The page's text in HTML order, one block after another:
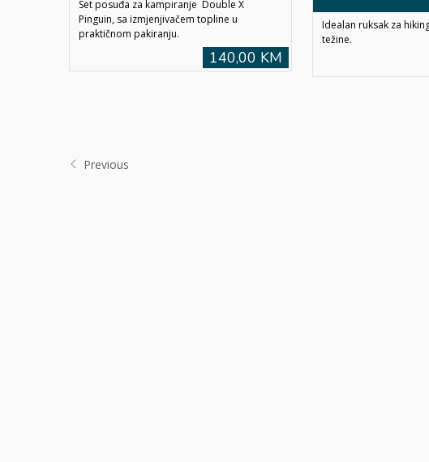
Set posuđa za kampiranje Double X
Pinguin, sa izmjenjivačem topline u
praktičnom pakiranju.
140,00 KM
Idealan ruksak za
težine.
Previous